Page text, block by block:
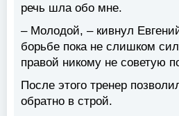
речь шла обо мне.
– Молодой, – кивнул
борьбе пока не слишком
правой никому не советую
После этого тренер
обратно в строй.